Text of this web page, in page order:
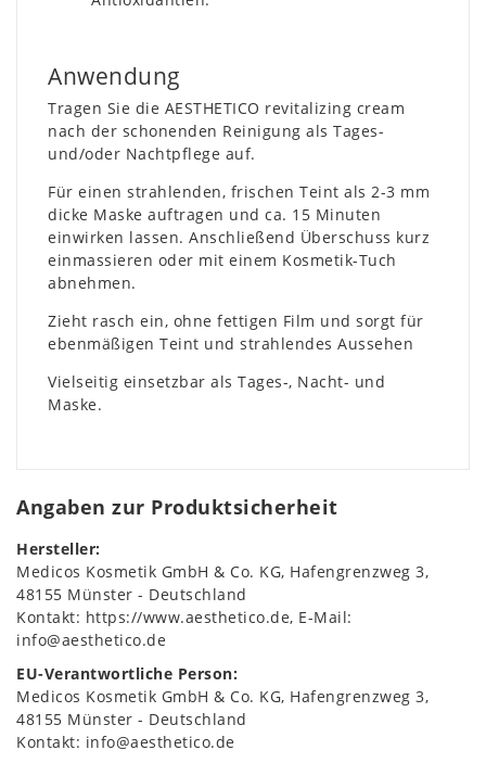
Anwendung
Tragen Sie die AESTHETICO revitalizing cream
nach der schonenden Reinigung als Tages-
und/oder Nachtpflege auf.
Für einen strahlenden, frischen Teint als 2-3 mm
dicke Maske auftragen und ca. 15 Minuten
einwirken lassen. Anschließend Überschuss kurz
einmassieren oder mit einem Kosmetik-Tuch
abnehmen.
Zieht rasch ein, ohne fettigen Film und sorgt für
ebenmäßigen Teint und strahlendes Aussehen
Vielseitig einsetzbar als Tages-, Nacht- und
Maske.
Angaben zur Produktsicherheit
Hersteller:
Medicos Kosmetik GmbH & Co. KG Hafengrenzweg 3
48155 Münster
Deutschland
Kontakt: https://www.aesthetico.de E-Mail:
info@aesthetico.de
EU-Verantwortliche Person:
Medicos Kosmetik GmbH & Co. KG Hafengrenzweg 3
48155 Münster
Deutschland
Kontakt: info@aesthetico.de